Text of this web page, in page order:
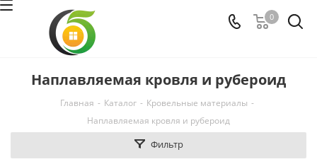
0
Наплавляемая кровля и рубероид
Главная - Каталог - Кровельные материалы -
Наплавляемая кровля и рубероид
Фильтр